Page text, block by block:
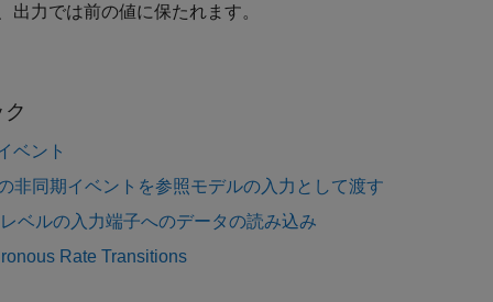
出力では前の値に保たれます。
ベント
非同期イベントを参照モデルの入力として渡す
ベルの入力端子へのデータの読み込み
Rate Transitions